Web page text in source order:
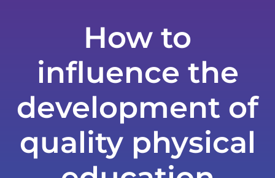
How to
influence the
development of
quality physical